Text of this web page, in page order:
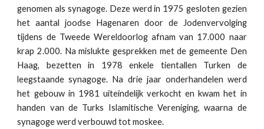
genomen als synagoge. Deze werd in 1975 gesloten gezien
het aantal joodse Hagenaren door de Jodenvervolging
tijdens de Tweede Wereldoorlog afnam van 17.000 naar
krap 2.000. Na mislukte gesprekken met de gemeente Den
Haag, bezetten in 1978 enkele tientallen Turken de
leegstaande synagoge. Na drie jaar onderhandelen werd
het gebouw in 1981 uiteindelijk verkocht en kwam het in
handen van de Turks Islamitische Vereniging, waarna de
synagoge werd verbouwd tot moskee.